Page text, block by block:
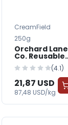
CreamField
250g
Orchard Lane
Co. Reusable
Containers &
Tote Bags —
FreshGrocer
(4.1)
21,87 USD
87,48 USD/kg